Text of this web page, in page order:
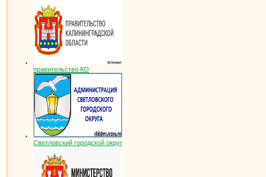
правительство КО
Светловский городской округ